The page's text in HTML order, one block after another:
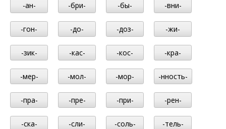
-ан-
-бри- -бы- -вни-
-гон- -до- -доз- -жи-
-зик- -кас- -кос- -кра-
-мер- -мол- -мор- -нность-
-пра- -пре- -при- -рен-
-ска- -сли- -соль- -тель-